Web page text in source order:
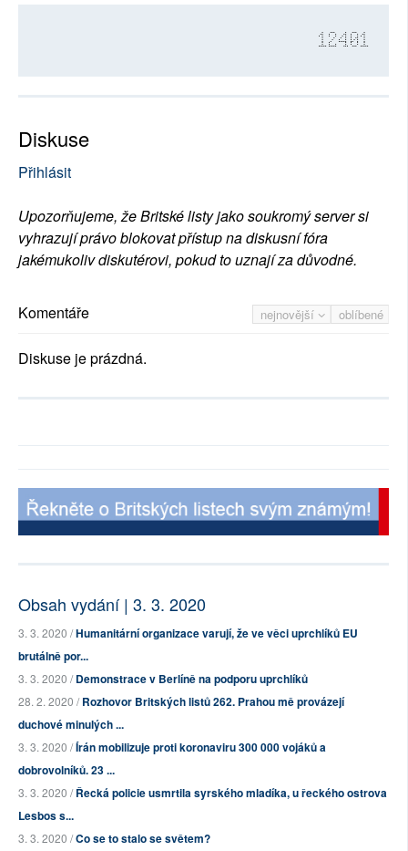
12401
Diskuse
Přihlásit
Upozorňujeme, že Britské listy jako soukromý server si
vyhrazují právo blokovat přístup na diskusní fóra
jakémukoliv diskutérovi, pokud to uznají za důvodné.
nejnovější oblíbené
Komentáře
Diskuse je prázdná.
Obsah vydání | 3. 3. 2020
3. 3. 2020 /Humanitární organizace varují, že ve věci uprchlíků EU
brutálně por...
3. 3. 2020 /Demonstrace v Berlíně na podporu uprchlíků
28. 2. 2020 /Rozhovor Britských listů 262. Prahou mě provázejí
duchové minulých ...
3. 3. 2020 /Írán mobilizuje proti koronaviru 300 000 vojáků a
dobrovolníků. 23 ...
3. 3. 2020 /Řecká policie usmrtila syrského mladíka, u řeckého ostrova
Lesbos s...
3. 3. 2020 /Co se to stalo se světem?